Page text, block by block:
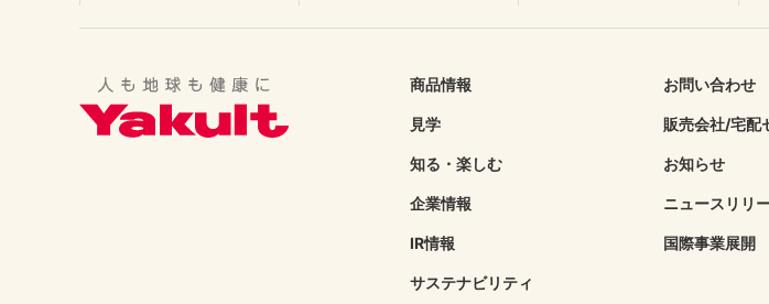
商品情報
見学
知る・楽しむ
企業情報
IR情報
サステナビリティ
お問い合わせ
販売会社/宅配
お知らせ
ニュースリリ
国際事業展開